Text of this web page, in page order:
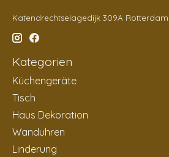
Katendrechtselagedijk 309A Rotterdam
Kategorien
Küchengeräte
Tisch
Haus Dekoration
Wanduhren
Linderung